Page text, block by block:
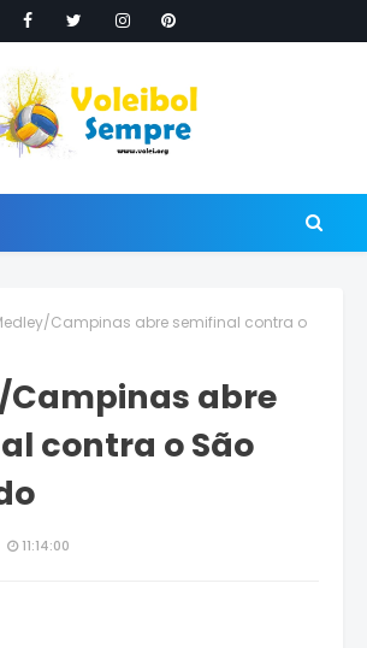
Campinas abre semifinal contra o
Campinas abre
contra o São
11:14:00